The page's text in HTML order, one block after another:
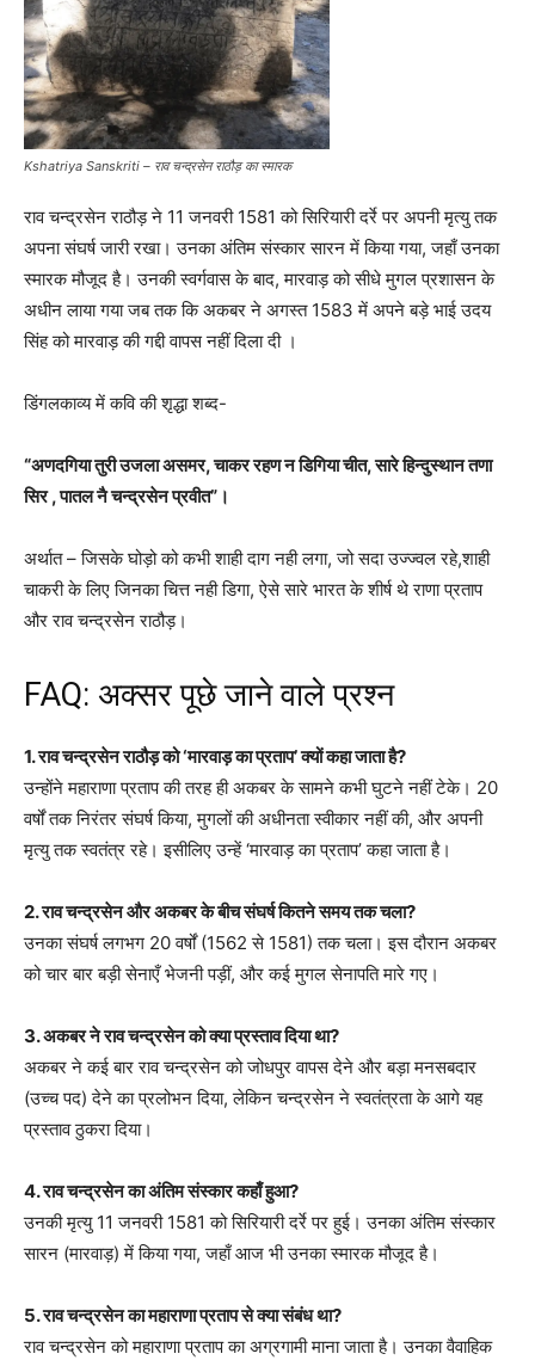
Kshatriya Sanskriti – राव चन्द्रसेन राठौड़ का स्मारक
राव चन्द्रसेन राठौड़ ने 11 जनवरी 1581 को सिरियारी दर्रे पर अपनी मृत्यु तक
अपना संघर्ष जारी रखा। उनका अंतिम संस्कार सारन में किया गया, जहाँ उनका
स्मारक मौजूद है। उनकी स्वर्गवास के बाद, मारवाड़ को सीधे मुगल प्रशासन के
अधीन लाया गया जब तक कि अकबर ने अगस्त 1583 में अपने बड़े भाई उदय
सिंह को मारवाड़ की गद्दी वापस नहीं दिला दी ।
डिंगलकाव्य में कवि की शृद्धा शब्द-
“अणदगिया तुरी उजला असमर, चाकर रहण न डिगिया चीत, सारे हिन्दुस्थान तणा
सिर , पातल नै चन्द्रसेन प्रवीत”।
अर्थात – जिसके घोड़ो को कभी शाही दाग नही लगा, जो सदा उज्ज्वल रहे,शाही
चाकरी के लिए जिनका चित्त नही डिगा, ऐसे सारे भारत के शीर्ष थे राणा प्रताप
और राव चन्द्रसेन राठौड़।
FAQ: अक्सर पूछे जाने वाले प्रश्न
1. राव चन्द्रसेन राठौड़ को ‘मारवाड़ का प्रताप’ क्यों कहा जाता है?
उन्होंने महाराणा प्रताप की तरह ही अकबर के सामने कभी घुटने नहीं टेके। 20
वर्षों तक निरंतर संघर्ष किया, मुगलों की अधीनता स्वीकार नहीं की, और अपनी
मृत्यु तक स्वतंत्र रहे। इसीलिए उन्हें ‘मारवाड़ का प्रताप’ कहा जाता है।
2. राव चन्द्रसेन और अकबर के बीच संघर्ष कितने समय तक चला?
उनका संघर्ष लगभग 20 वर्षों (1562 से 1581) तक चला। इस दौरान अकबर
को चार बार बड़ी सेनाएँ भेजनी पड़ीं, और कई मुगल सेनापति मारे गए।
3. अकबर ने राव चन्द्रसेन को क्या प्रस्ताव दिया था?
अकबर ने कई बार राव चन्द्रसेन को जोधपुर वापस देने और बड़ा मनसबदार
(उच्च पद) देने का प्रलोभन दिया, लेकिन चन्द्रसेन ने स्वतंत्रता के आगे यह
प्रस्ताव ठुकरा दिया।
4. राव चन्द्रसेन का अंतिम संस्कार कहाँ हुआ?
उनकी मृत्यु 11 जनवरी 1581 को सिरियारी दर्रे पर हुई। उनका अंतिम संस्कार
सारन (मारवाड़) में किया गया, जहाँ आज भी उनका स्मारक मौजूद है।
5. राव चन्द्रसेन का महाराणा प्रताप से क्या संबंध था?
राव चन्द्रसेन को महाराणा प्रताप का अग्रगामी माना जाता है। उनका वैवाहिक